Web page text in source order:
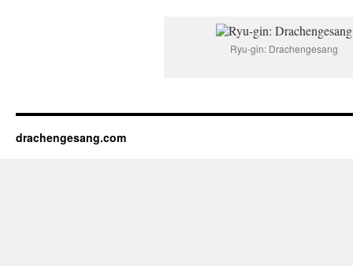
Ryu-gin: Drachengesang
drachengesang.com